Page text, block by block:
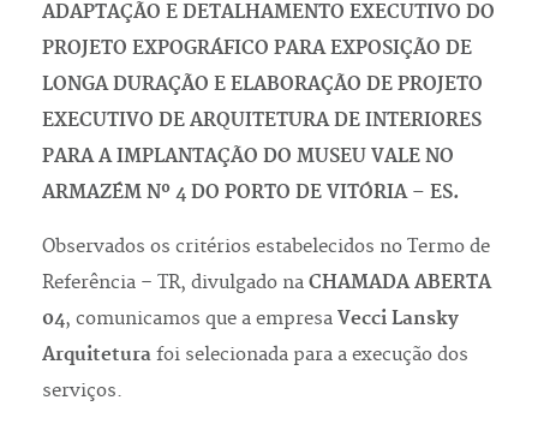
ADAPTAÇÃO E DETALHAMENTO EXECUTIVO DO
PROJETO EXPOGRÁFICO PARA EXPOSIÇÃO DE
LONGA DURAÇÃO E ELABORAÇÃO DE PROJETO
EXECUTIVO DE ARQUITETURA DE INTERIORES
PARA A IMPLANTAÇÃO DO MUSEU VALE NO
ARMAZÉM Nº 4 DO PORTO DE VITÓRIA – ES.
Observados os critérios estabelecidos no Termo de
Referência – TR, divulgado na CHAMADA ABERTA
04, comunicamos que a empresa Vecci Lansky
Arquitetura foi selecionada para a execução dos
serviços.